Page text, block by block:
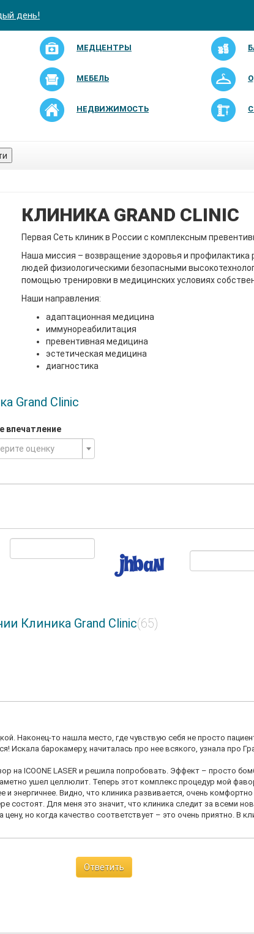
день!
МЕДЦЕНТРЫ
МЕБЕЛЬ
НЕДВИЖИМОСТЬ
КЛИНИКА GRAND CLINIC
Первая Сеть клиник в России с комплексным
Наша миссия – возвращение здоровья и профилактика
людей физиологическими безопасными
помощью тренировки в медицинских условиях
Наши направления:
адаптационная медицина
иммунореабилитация
превентивная медицина
эстетическая медицина
диагностика
Grand Clinic
впечатление
оценку
Клиника Grand Clinic(65)
Наконец-то нашла место, где чувствую себя не просто
Искала барокамеру, начиталась про нее всякого, узнала про
на ICOONE LASER и решила попробовать. Эффект – просто
ушел целлюлит. Теперь этот комплекс процедур мой
и энергичнее. Видно, что клиника развивается, очень
состоят. Для меня это значит, что клиника следит за всеми
но когда качество соответствует – это очень приятно. В
Ответить